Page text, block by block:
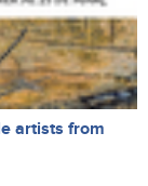
artists from